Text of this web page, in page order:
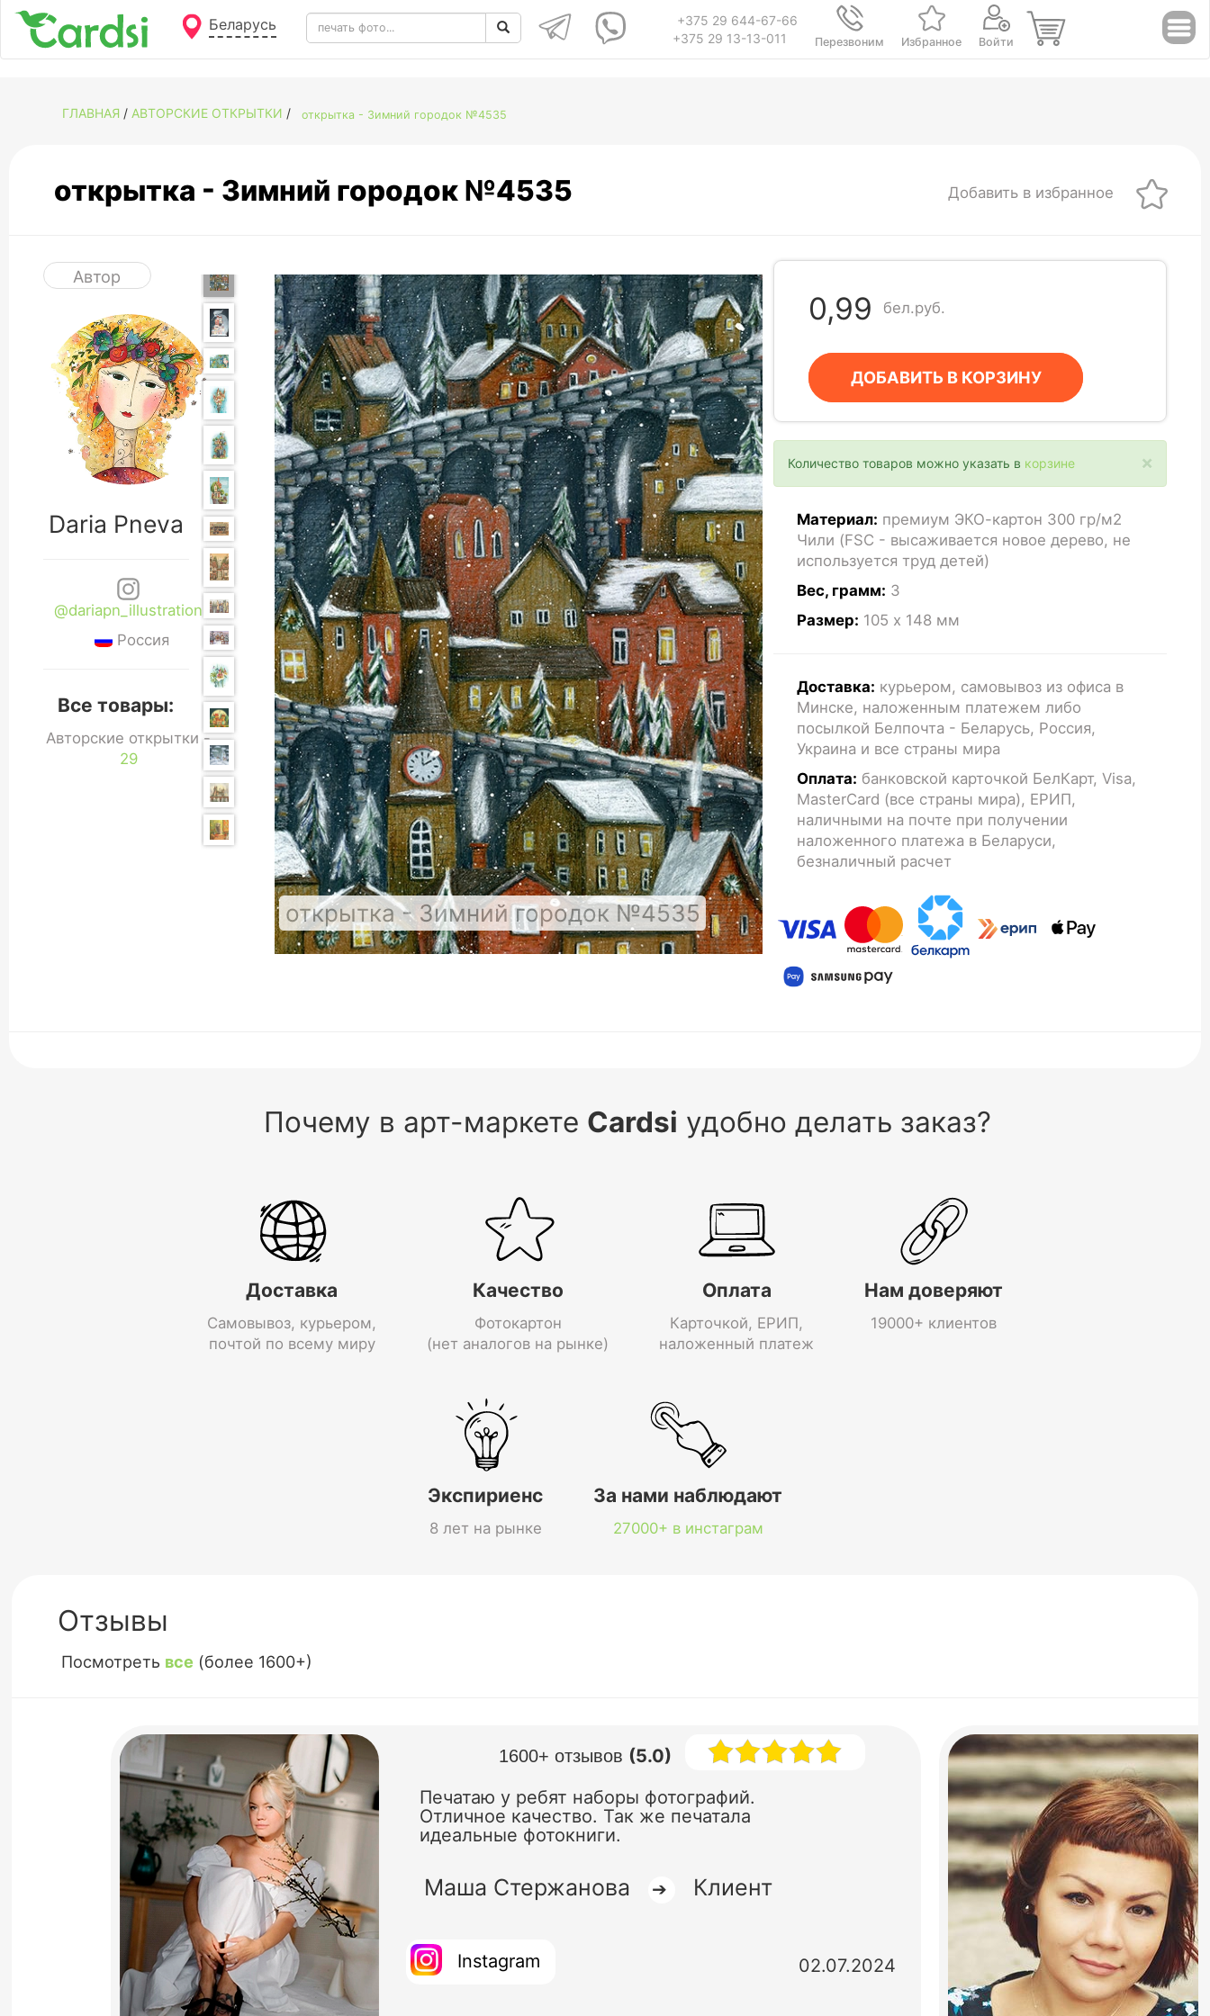
Беларусь
+375 29 644-67-66
+375 29 13-13-011
Перезвоним Избранное Войти
ГЛАВНАЯ / АВТОРСКИЕ ОТКРЫТКИ / открытка - Зимний городок №4535
открытка - Зимний городок №4535 Добавить в избранное
Автор
Daria Pneva
@dariapn_illustration
Россия
Все товары:
Авторские открытки -
29
открытка - Зимний городок №4535
0,99 бел.руб.
ДОБАВИТЬ В КОРЗИНУ
×
Количество товаров можно указать в корзине
Материал: премиум ЭКО-картон 300 гр/м2
Чили (FSC - высаживается новое дерево, не
используется труд детей)
Вес, грамм: 3
Размер: 105 x 148 мм
Доставка: курьером, самовывоз из офиса в
Минске, наложенным платежем либо
посылкой Белпочта - Беларусь, Россия,
Украина и все страны мира
Оплата: банковской карточкой БелКарт, Visa,
MasterCard (все страны мира), ЕРИП,
наличными на почте при получении
наложенного платежа в Беларуси,
безналичный расчет
Почему в арт-маркете Cardsi удобно делать заказ?
Доставка
Самовывоз, курьером,
почтой по всему миру
Качество
Фотокартон
(нет аналогов на рынке)
Оплата
Карточкой, ЕРИП,
наложенный платеж
Нам доверяют
19000+ клиентов
Экспириенс
8 лет на рынке
За нами наблюдают
27000+ в инстаграм
Отзывы
Посмотреть все (более 1600+)
1600+ отзывов (5.0)
Печатаю у ребят наборы фотографий.
Отличное качество. Так же печатала
идеальные фотокниги.
Маша Стержанова ➔ Клиент
Instagram 02.07.2024